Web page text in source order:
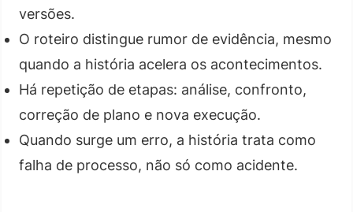
versões.
O roteiro distingue rumor de evidência, mesmo
quando a história acelera os acontecimentos.
Há repetição de etapas: análise, confronto,
correção de plano e nova execução.
Quando surge um erro, a história trata como
falha de processo, não só como acidente.